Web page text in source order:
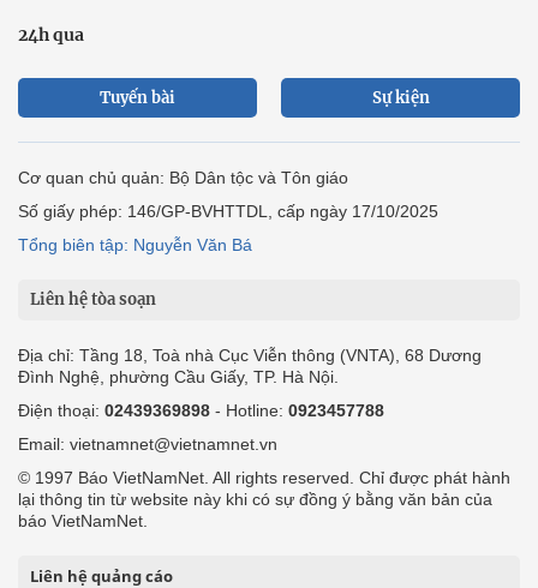
24h qua
Tuyến bài Sự kiện
Cơ quan chủ quản: Bộ Dân tộc và Tôn giáo
Số giấy phép: 146/GP-BVHTTDL, cấp ngày 17/10/2025
Tổng biên tập: Nguyễn Văn Bá
Liên hệ tòa soạn
Địa chỉ: Tầng 18, Toà nhà Cục Viễn thông (VNTA), 68 Dương
Đình Nghệ, phường Cầu Giấy, TP. Hà Nội.
Điện thoại: 02439369898 - Hotline: 0923457788
Email: vietnamnet@vietnamnet.vn
© 1997 Báo VietNamNet. All rights reserved. Chỉ được phát hành
lại thông tin từ website này khi có sự đồng ý bằng văn bản của
báo VietNamNet.
Liên hệ quảng cáo